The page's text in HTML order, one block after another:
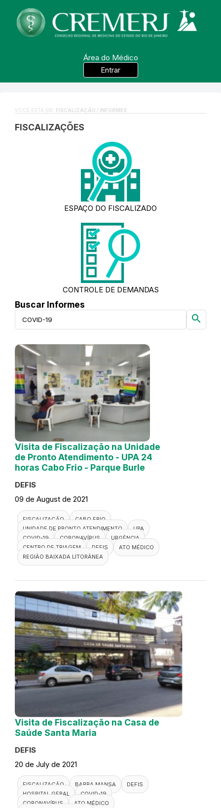
Área do Médico
Entrar
VOCÊ ESTÁ EM: FISCALIZAÇÃO / INFORMES
FISCALIZAÇÕES
ESPAÇO DO FISCALIZADO
CONTROLE DE DEMANDAS
Buscar Informes
search
Visita de Fiscalização na Unidade
de Pronto Atendimento - UPA 24
horas Cabo Frio - Parque Burle
DEFIS
09 de August de 2021
FISCALIZAÇÃO
CABO FRIO
UNIDADE DE PRONTO ATENDIMENTO
UPA
COVID-19
CORONAVÍRUS
URGÊNCIA
CENTRO DE TRIAGEM
DEFIS
ATO MÉDICO
REGIÃO BAIXADA LITORÂNEA
Visita de Fiscalização na Casa de
Saúde Santa Maria
DEFIS
20 de July de 2021
FISCALIZAÇÃO BARRA MANSA
DEFIS
HOSPITAL GERAL
COVID-19
CORONAVÍRUS
ATO MÉDICO